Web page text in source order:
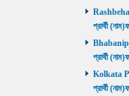
প্রার্থী
প্রার্থী
Kolkata
প্রার্থী